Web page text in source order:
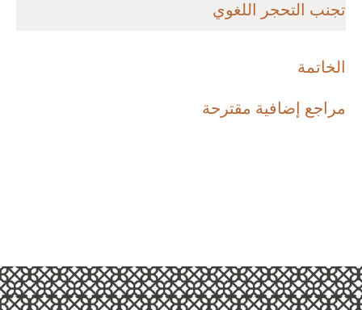
تجنب التحجر اللغوي
الخاتمة
مراجع إضافية مقترحة